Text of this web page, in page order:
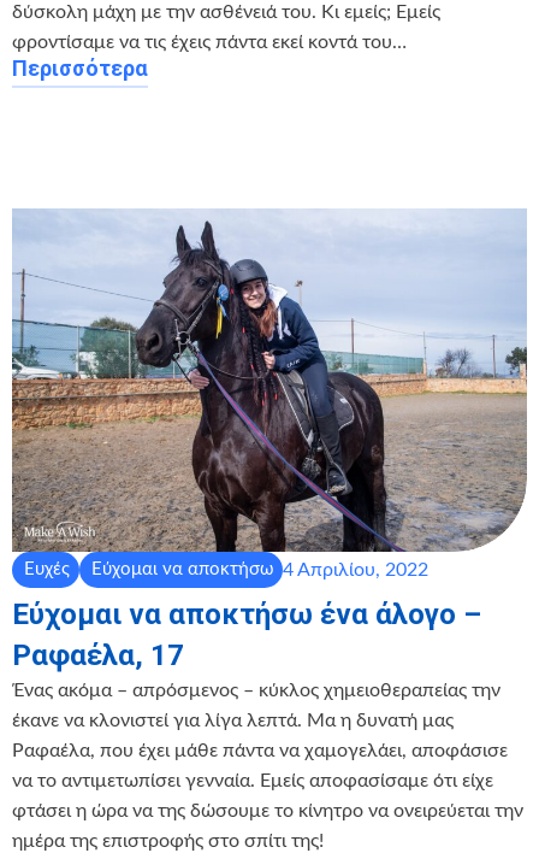
δύσκολη μάχη με την ασθένειά του. Κι εμείς; Εμείς
φροντίσαμε να τις έχεις πάντα εκεί κοντά του…
Περισσότερα
Ευχές Εύχομαι να αποκτήσω 4 Απριλίου, 2022
Εύχομαι να αποκτήσω ένα άλογο –
Ραφαέλα, 17
Ένας ακόμα – απρόσμενος – κύκλος χημειοθεραπείας την
έκανε να κλονιστεί για λίγα λεπτά. Μα η δυνατή μας
Ραφαέλα, που έχει μάθε πάντα να χαμογελάει, αποφάσισε
να το αντιμετωπίσει γενναία. Εμείς αποφασίσαμε ότι είχε
φτάσει η ώρα να της δώσουμε το κίνητρο να ονειρεύεται την
ημέρα της επιστροφής στο σπίτι της!